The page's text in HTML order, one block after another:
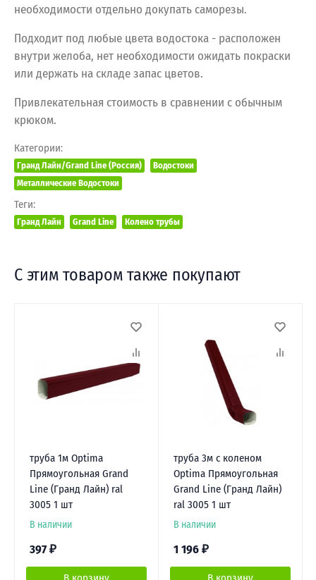
необходимости отдельно докупать саморезы.
Подходит под любые цвета водостока - расположен
внутри желоба, нет необходимости ожидать покраски
или держать на складе запас цветов.
Привлекательная стоимость в сравнении с обычным
крюком.
Категории:
Гранд Лайн/Grand Line (Россия)
Водостоки
Металлические Водостоки
Теги:
Гранд Лайн Grand Line Колено трубы
С этим товаром также покупают
труба 1м Optima
Прямоугольная Grand
Line (Гранд Лайн) ral
3005 1 шт
В наличии
397 ₽
труба 3м с коленом
Optima Прямоугольная
Grand Line (Гранд Лайн)
ral 3005 1 шт
В наличии
1 196 ₽